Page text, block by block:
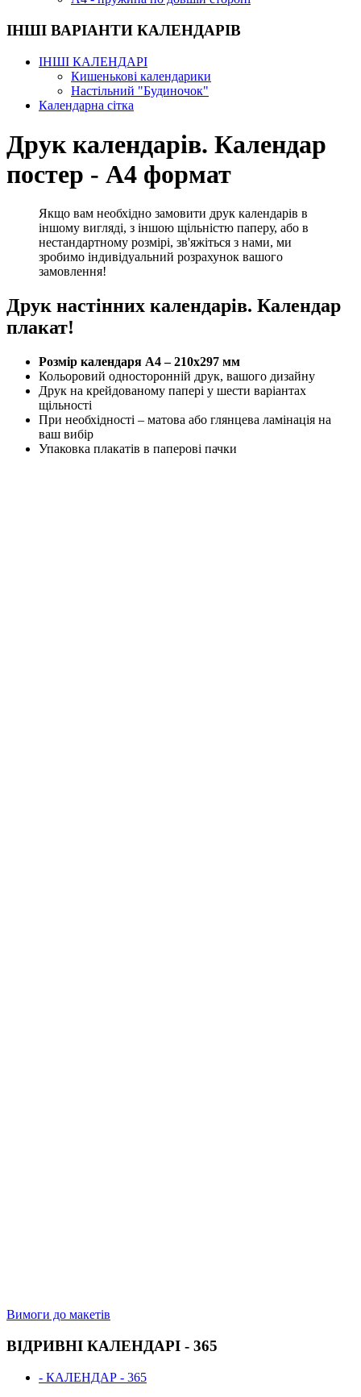
ІНШІ ВАРІАНТИ КАЛЕНДАРІВ
ІНШІ КАЛЕНДАРІ
Кишенькові календарики
Настільний "Будиночок"
Календарна сітка
Друк календарів. Календар
постер - А4 формат
Якщо вам необхідно замовити друк календарів в
іншому вигляді, з іншою щільністю паперу, або в
нестандартному розмірі, зв'яжіться з нами, ми
зробимо індивідуальний розрахунок вашого
замовлення!
Друк настінних календарів. Календар
плакат!
Розмір календаря А4 – 210x297 мм
Кольоровий односторонній друк, вашого дизайну
Друк на крейдованому папері у шести варіантах
щільності
При необхідності – матова або глянцева ламінація на
ваш вибір
Упаковка плакатів в паперові пачки
Вимоги до макетів
ВІДРИВНІ КАЛЕНДАРІ - 365
- КАЛЕНДАР - 365